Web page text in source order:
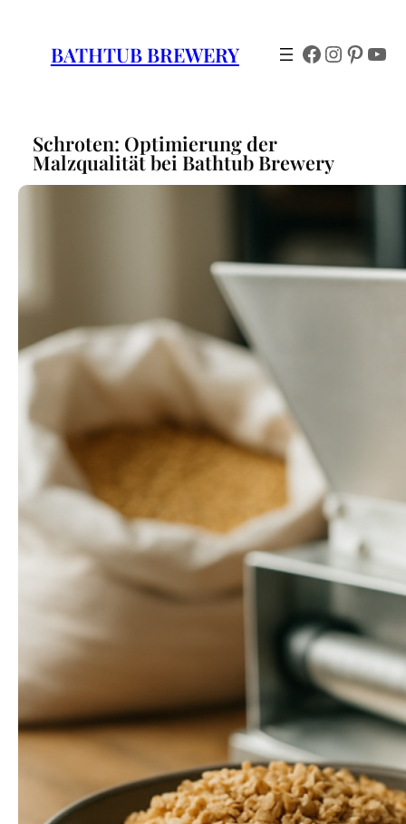
springenBATHTUB BREWERY Facebook
Schroten: Optimierung der
Malzqualität bei Bathtub Brewery